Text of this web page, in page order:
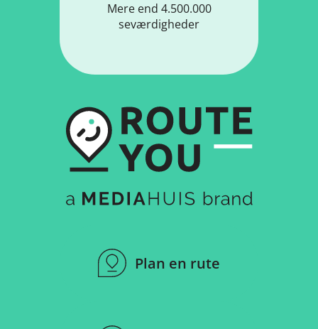
Mere end 4.500.000
seværdigheder
Plan en rute